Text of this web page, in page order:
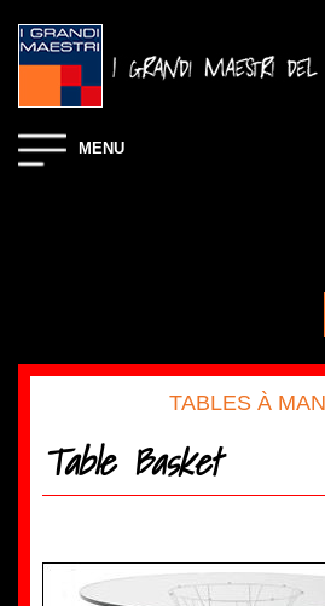
MENU
TABLES À
Table Basket